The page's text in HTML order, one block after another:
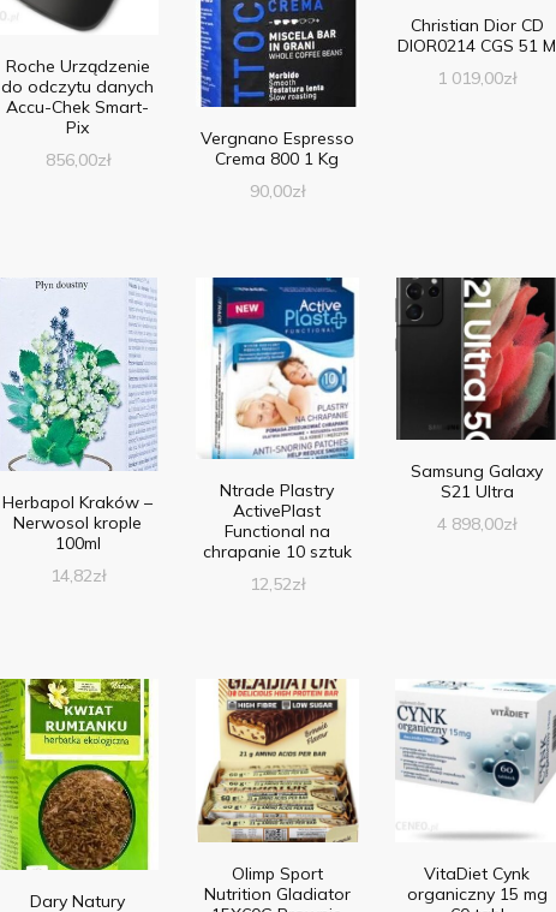
Roche Urządzenie
do odczytu danych
Accu-Chek Smart-
Pix
856,00zł
Vergnano Espresso
Crema 800 1 Kg
90,00zł
Christian Dior CD
DIOR0214 CGS 51 M
1 019,00zł
Herbapol Kraków –
Nerwosol krople
100ml
14,82zł
Ntrade Plastry
ActivePlast
Functional na
chrapanie 10 sztuk
12,52zł
Samsung Galaxy
S21 Ultra
4 898,00zł
Dary Natury
Olimp Sport
Nutrition Gladiator
VitaDiet Cynk
organiczny 15 mg